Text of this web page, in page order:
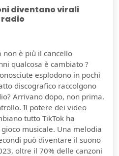
diventano virali
radio
non è più il cancello
qualcosa è cambiato ?
esplodono in pochi
discografico raccolgono
Arrivano dopo, non prima.
Il potere dei video
tutto TikTok ha
musicale. Una melodia
può diventare il suono
oltre il 70% delle canzoni